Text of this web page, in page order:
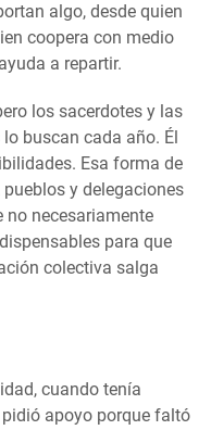
algo, desde quien
coopera con medio
a repartir.
los sacerdotes y las
buscan cada año. Él
Esa forma de
y delegaciones
no necesariamente
para que
colectiva salga
cuando tenía
apoyo porque faltó